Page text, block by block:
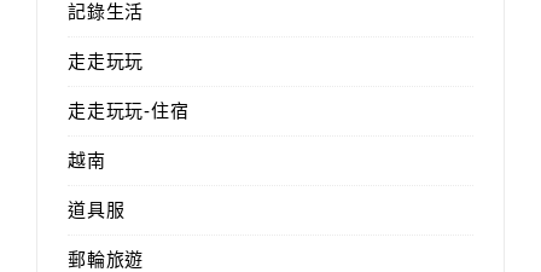
記錄生活
走走玩玩
走走玩玩-住宿
越南
道具服
郵輪旅遊